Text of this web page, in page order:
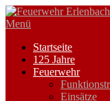
Zum
Inhalt
Menü
Startseite
125 Jahre
Feuerwehr
Einsätze